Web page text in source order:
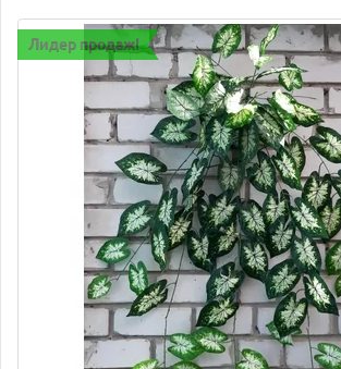
Лидер продаж!